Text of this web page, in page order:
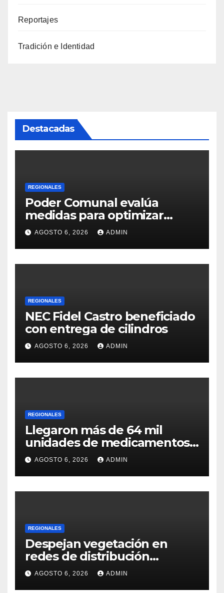
Reportajes
Tradición e Identidad
Destacadas
REGIONALES
Poder Comunal evalúa
medidas para optimizar
servicio de agua
AGOSTO 6, 2026 ADMIN
REGIONALES
NEC Fidel Castro beneficiado
con entrega de cilindros
AGOSTO 6, 2026 ADMIN
REGIONALES
Llegaron más de 64 mil
unidades de medicamentos
e insumos
AGOSTO 6, 2026 ADMIN
REGIONALES
Despejan vegetación en
redes de distribución
eléctrica
AGOSTO 6, 2026 ADMIN